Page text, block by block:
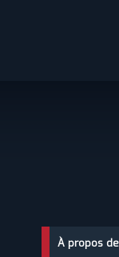
À propos